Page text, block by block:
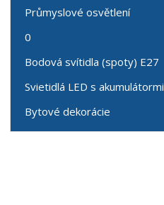
Průmyslové osvětlení
0
Bodová svítidla (spoty) E27
Svietidlá LED s akumulátormi
Bytové dekorácie